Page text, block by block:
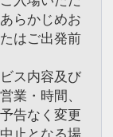
らかじめお
はご出発前
ス内容及び
業・時間、
告なく変更